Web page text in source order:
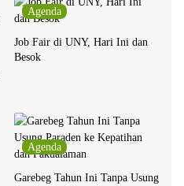
Agenda
Job Fair di UNY, Hari Ini dan
Besok
Agenda
Garebeg Tahun Ini Tanpa Usung